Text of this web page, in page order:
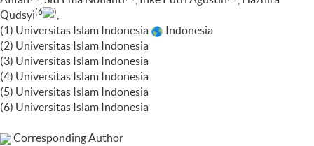
Qudsyi(6 )
(1) Universitas Islam Indonesia
Indonesia
(2) Universitas Islam Indonesia
(3) Universitas Islam Indonesia
(4) Universitas Islam Indonesia
(5) Universitas Islam Indonesia
(6) Universitas Islam Indonesia
Corresponding Author